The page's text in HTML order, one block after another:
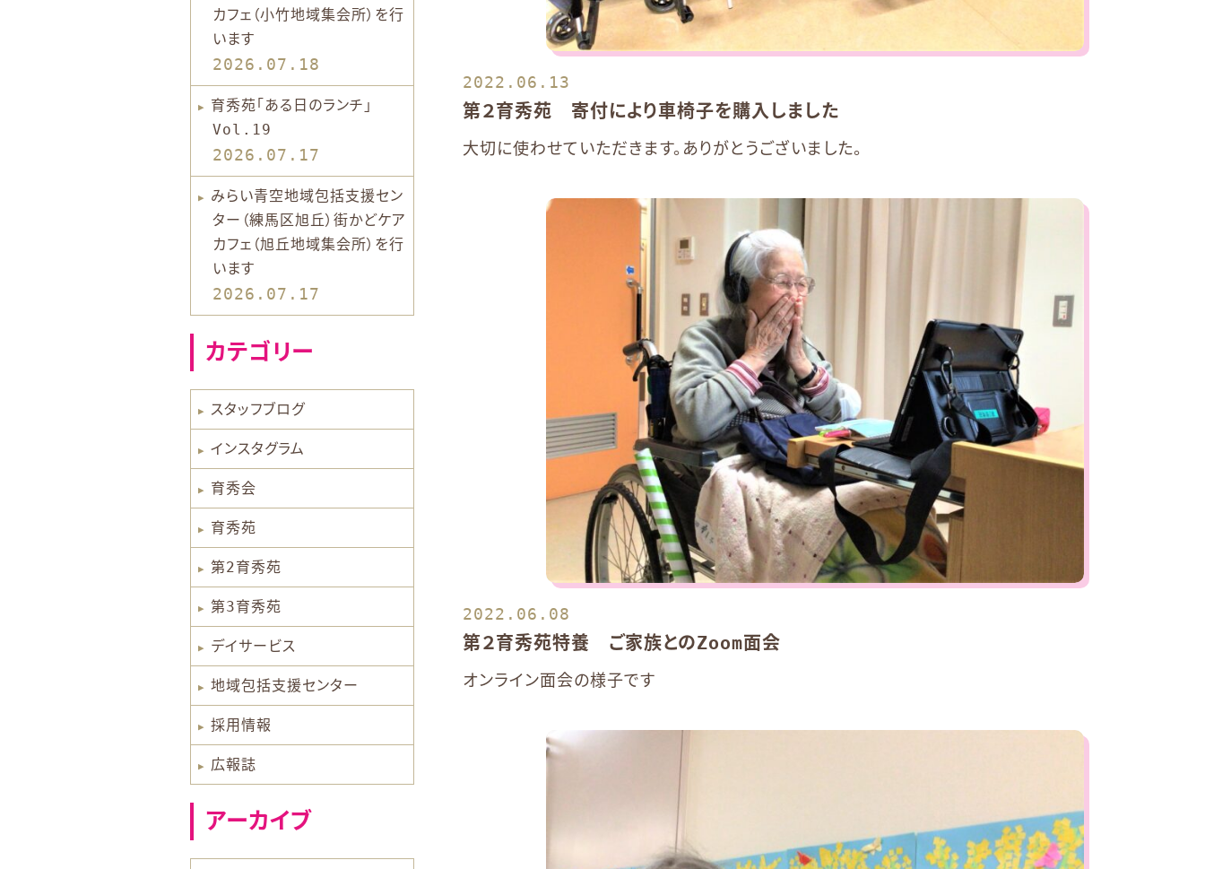
2022.06.13
第２育秀苑 寄付により車椅子を購入しました
大切に使わせていただきます。ありがとうございました。
2022.06.08
第２育秀苑特養 ご家族とのZoom面会
オンライン面会の様子です
カフェ（小竹地域集会所）を行
います
2026.07.18
育秀苑「ある日のランチ」
Vol.19
2026.07.17
みらい青空地域包括支援セン
ター（練馬区旭丘）街かどケア
カフェ（旭丘地域集会所）を行
います
2026.07.17
カテゴリー
スタッフブログ
インスタグラム
育秀会
育秀苑
第2育秀苑
第3育秀苑
デイサービス
地域包括支援センター
採用情報
広報誌
アーカイブ